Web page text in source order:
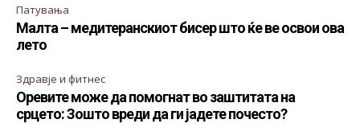
Патувања
Малта – медитеранскиот бисер што ќе ве освои ова
лето
Здравје и фитнес
Оревите може да помогнат во заштитата на
срцето: Зошто вреди да ги јадете почесто?